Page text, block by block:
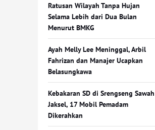
Ratusan Wilayah Tanpa Hujan
Selama Lebih dari Dua Bulan
Menurut BMKG
Ayah Melly Lee Meninggal, Arbil
Fahrizan dan Manajer Ucapkan
Belasungkawa
Kebakaran SD di Srengseng Sawah
Jaksel, 17 Mobil Pemadam
Dikerahkan